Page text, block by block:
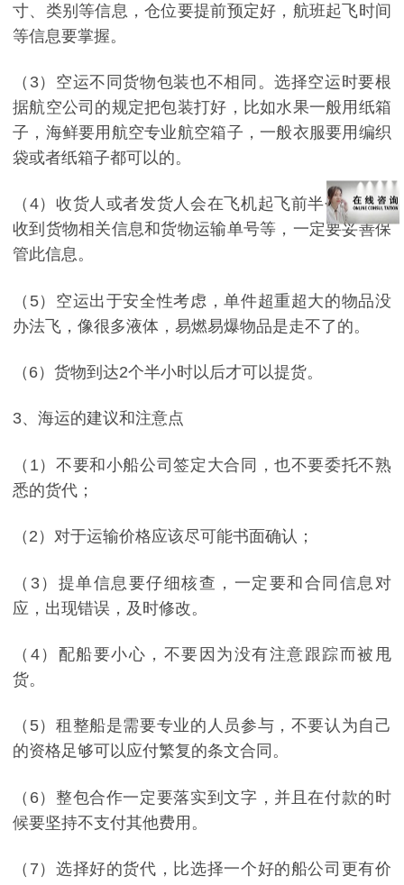
寸、类别等信息，仓位要提前预定好，航班起飞时间
等信息要掌握。
（3）空运不同货物包装也不相同。选择空运时要根
据航空公司的规定把包装打好，比如水果一般用纸箱
子，海鲜要用航空专业航空箱子，一般衣服要用编织
袋或者纸箱子都可以的。
（4）收货人或者发货人会在飞机起飞前半个小时，
收到货物相关信息和货物运输单号等，一定要妥善保
管此信息。
（5）空运出于安全性考虑，单件超重超大的物品没
办法飞，像很多液体，易燃易爆物品是走不了的。
（6）货物到达2个半小时以后才可以提货。
3、海运的建议和注意点
（1）不要和小船公司签定大合同，也不要委托不熟
悉的货代；
（2）对于运输价格应该尽可能书面确认；
（3）提单信息要仔细核查，一定要和合同信息对
应，出现错误，及时修改。
（4）配船要小心，不要因为没有注意跟踪而被甩
货。
（5）租整船是需要专业的人员参与，不要认为自己
的资格足够可以应付繁复的条文合同。
（6）整包合作一定要落实到文字，并且在付款的时
候要坚持不支付其他费用。
（7）选择好的货代，比选择一个好的船公司更有价